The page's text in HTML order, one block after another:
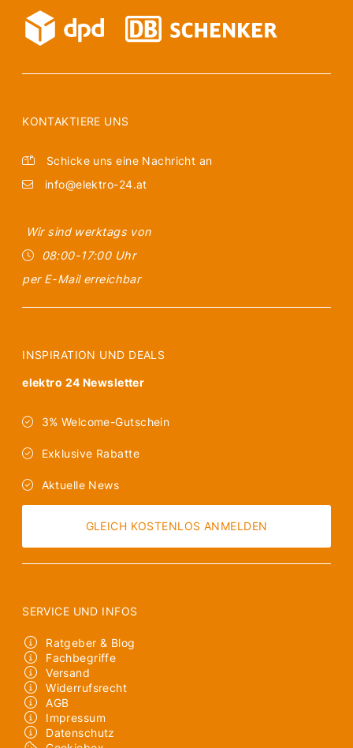
KONTAKTIERE UNS
Schicke uns eine Nachricht an
info@elektro-24.at
Wir sind werktags von
08:00-17:00 Uhr
per E-Mail erreichbar
INSPIRATION UND DEALS
elektro 24 Newsletter
3% Welcome-Gutschein
Exklusive Rabatte
Aktuelle News
GLEICH KOSTENLOS ANMELDEN
SERVICE UND INFOS
Ratgeber & Blog
Fachbegriffe
Versand
Widerrufsrecht
AGB
Impressum
Datenschutz